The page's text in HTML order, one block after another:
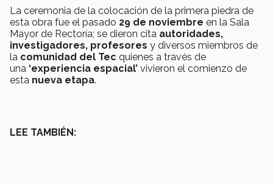
La ceremonia de la colocación de la primera piedra de
esta obra fue el pasado 29 de noviembre en la Sala
Mayor de Rectoría; se dieron cita autoridades,
investigadores, profesores y diversos miembros de
la comunidad del Tec quienes a través de
una ‘experiencia espacial’ vivieron el comienzo de
esta nueva etapa.
LEE TAMBIÉN: